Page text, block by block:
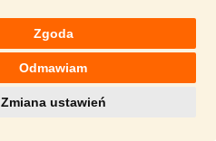
Zgoda
Odmawiam
Zmiana ustawień